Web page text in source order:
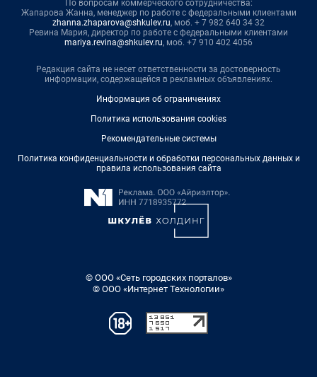
По вопросам коммерческого сотрудничества:
Жапарова Жанна, менеджер по работе с федеральными клиентами
zhanna.zhaparova@shkulev.ru, моб. + 7 982 640 34 32
Ревина Мария, директор по работе с федеральными клиентами
mariya.revina@shkulev.ru, моб. +7 910 402 4056
Редакция сайта не несет ответственности за достоверность
информации, содержащейся в рекламных объявлениях.
Информация об ограничениях
Политика использования cookies
Рекомендательные системы
Политика конфиденциальности и обработки персональных данных и
правила использования сайта
© ООО «Сеть городских порталов»
© ООО «Интернет Технологии»